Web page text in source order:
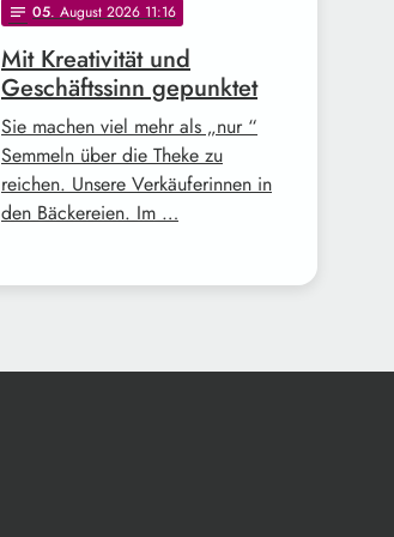
notes 05. August 2026 11:16
Mit Kreativität und
Geschäftssinn gepunktet
Sie machen viel mehr als „nur “
Semmeln über die Theke zu
reichen. Unsere Verkäuferinnen in
den Bäckereien. Im …